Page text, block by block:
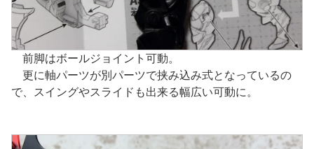
前脚はボールジョイント可動。
更に軸パーツが別パーツで挟み込み式となっているの
で、スイングやスライドも出来る幅広い可動に。